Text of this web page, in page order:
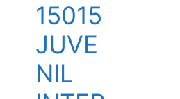
15015
JUVE
NIL